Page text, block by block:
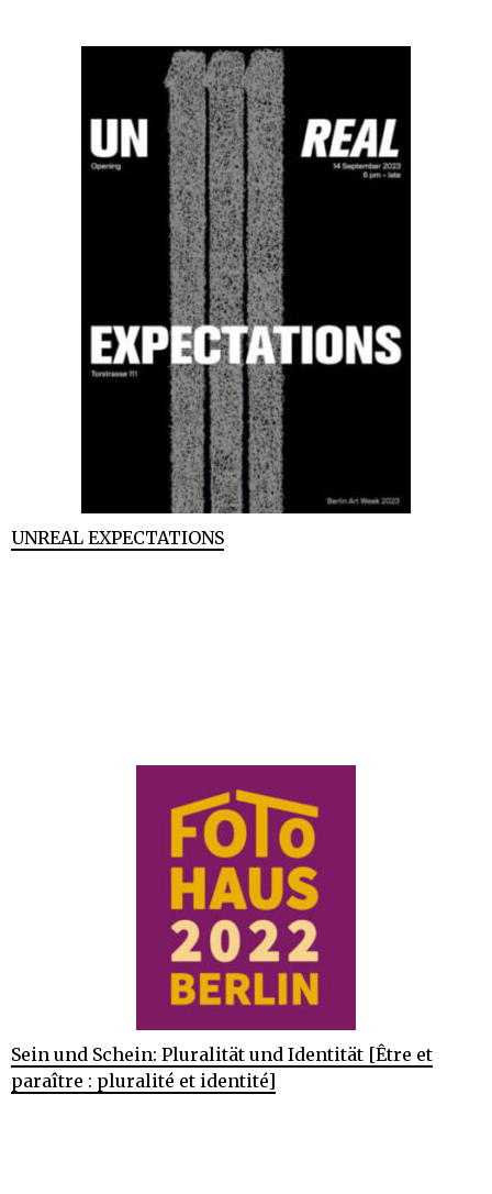
UNREAL EXPECTATIONS
Sein und Schein: Pluralität und Identität [Être et
paraître : pluralité et identité]